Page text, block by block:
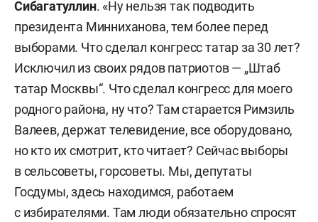
Сибагатуллин. «Ну нельзя так подводить
президента Минниханова, тем более перед
выборами. Что сделал конгресс татар за 30 лет?
Исключил из своих рядов патриотов — „Штаб
татар Москвы“. Что сделал конгресс для моего
родного района, ну что? Там старается Римзиль
Валеев, держат телевидение, все оборудовано,
но кто их смотрит, кто читает? Сейчас выборы
в сельсоветы, горсоветы. Мы, депутаты
Госдумы, здесь находимся, работаем
с избирателями. Там люди обязательно спросят